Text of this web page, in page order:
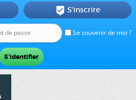
Se souvenir de moi ?
 S'inscrire